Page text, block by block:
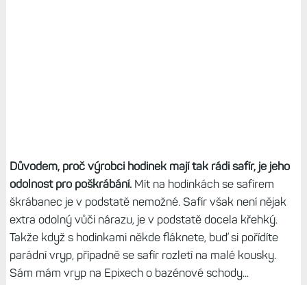
Důvodem, proč výrobci hodinek mají tak rádi safír, je jeho
odolnost pro poškrábání.Mít na hodinkách se safírem
škrábanec je v podstatě nemožné. Safír však není nějak
extra odolný vůči nárazu, je v podstatě docela křehký.
Takže když s hodinkami někde fláknete, buď si pořídíte
parádní vryp, případně se safír rozletí na malé kousky.
Sám mám vryp na Epixech o bazénové schody...